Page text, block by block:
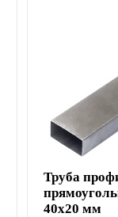
Труба
40х20 мм